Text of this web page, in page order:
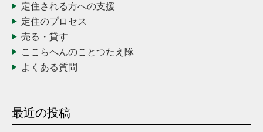
定住される方への支援
定住のプロセス
売る・貸す
ここらへんのことつたえ隊
よくある質問
最近の投稿